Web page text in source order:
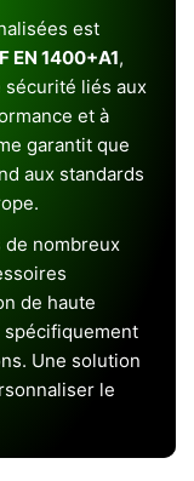
est
EN 1400+A1,
liés aux
et à
garantit que
aux standards
de nombreux
de haute
spécifiquement
Une solution
le